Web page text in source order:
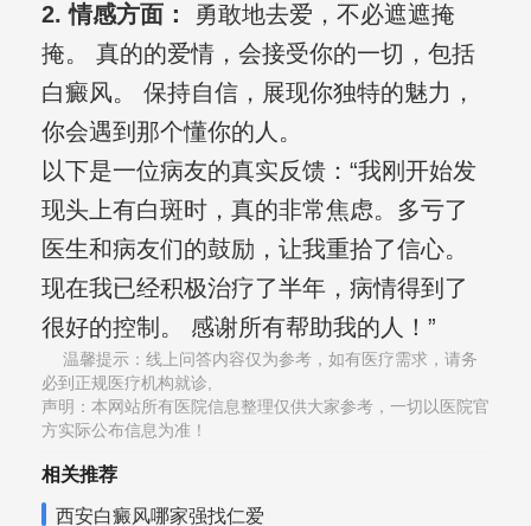
2. 情感方面：
勇敢地去爱，不必遮遮掩
掩。 真的的爱情，会接受你的一切，包括
白癜风。 保持自信，展现你独特的魅力，
你会遇到那个懂你的人。
以下是一位病友的真实反馈：“我刚开始发
现头上有白斑时，真的非常焦虑。多亏了
医生和病友们的鼓励，让我重拾了信心。
现在我已经积极治疗了半年，病情得到了
很好的控制。 感谢所有帮助我的人！”
温馨提示：线上问答内容仅为参考，如有医疗需求，请务
必到正规医疗机构就诊,
声明：本网站所有医院信息整理仅供大家参考，一切以医院官
方实际公布信息为准！
相关推荐
西安白癜风哪家强找仁爱